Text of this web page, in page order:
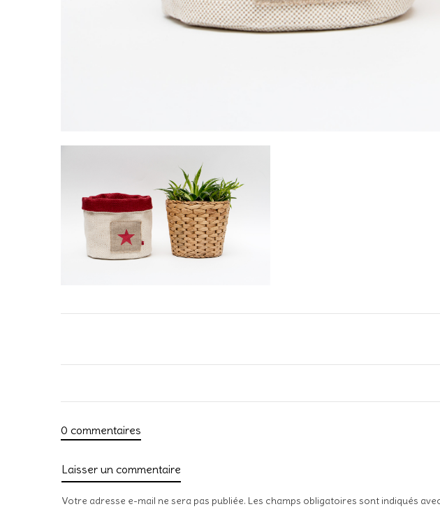
0 commentaires
Laisser un commentaire
Votre adresse e-mail ne sera pas publiée. Les champs obligatoires sont indiqués